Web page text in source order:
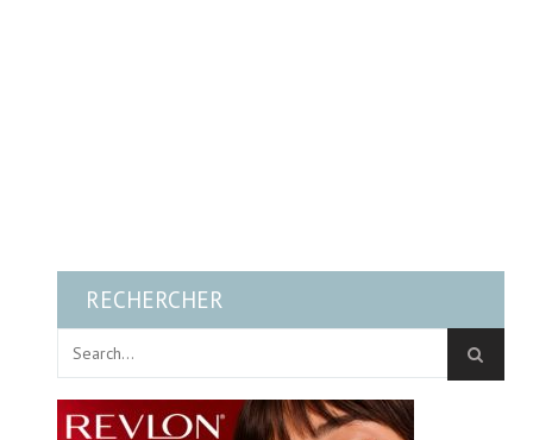
RECHERCHER